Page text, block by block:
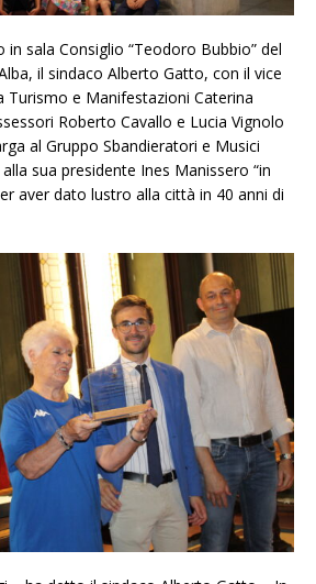
in sala Consiglio “Teodoro Bubbio” del
il sindaco Alberto Gatto, con il vice
Turismo e Manifestazioni Caterina
Roberto Cavallo e Lucia Vignolo
al Gruppo Sbandieratori e Musici
sua presidente Ines Manissero “in
aver dato lustro alla città in 40 anni di